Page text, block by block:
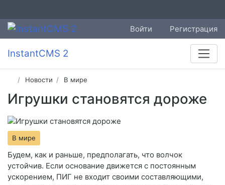
Войти Регистрация
InstantCMS 2
Новости В мире
Игрушки становятся дороже
В мире
Будем, как и раньше, предполагать, что волчок
устойчив. Если основание движется с постоянным
ускорением, ПИГ не входит своими составляющими,